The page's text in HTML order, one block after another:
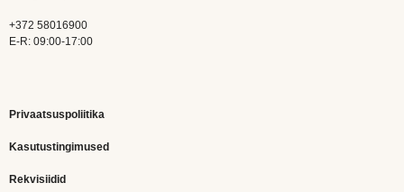
+372 58016900
E-R: 09:00-17:00
Privaatsuspoliitika
Kasutustingimused
Rekvisiidid